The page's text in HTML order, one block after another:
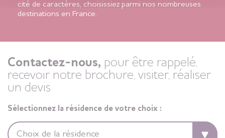
cité de caractères, choisissiez parmi nos nombreuses
destinations en France.
Contactez-nous, pour être rappelé,
recevoir notre brochure, visiter, réaliser
un devis
Sélectionnez la résidence de votre choix :